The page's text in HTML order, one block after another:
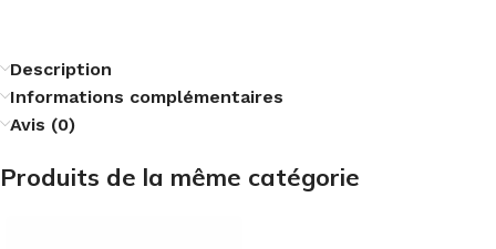
Description
Informations complémentaires
Avis (0)
Produits de la même catégorie